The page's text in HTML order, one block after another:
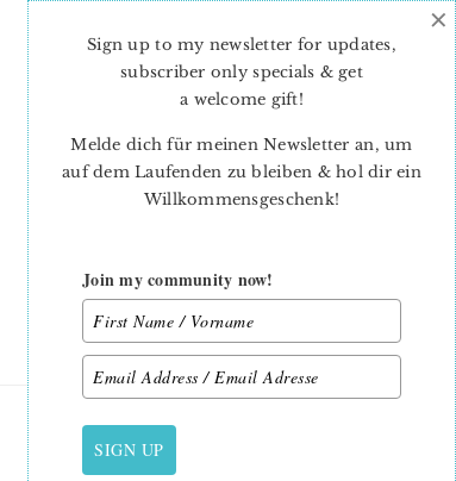
DATENSCHUTZ
Sign up to my newsletter for updates,
subscriber only specials & get
a welcome gift!
Melde dich für meinen Newsletter an, um
auf dem Laufenden zu bleiben & hol dir ein
Willkommensgeschenk!
Join my community now!
SIGN UP
×